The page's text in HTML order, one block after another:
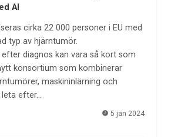
AI
cirka 22 000 personer i EU med
typ av hjärntumör.
efter diagnos kan vara så kort som
konsortium som kombinerar
maskininlärning och
leta efter…
5 jan 2024